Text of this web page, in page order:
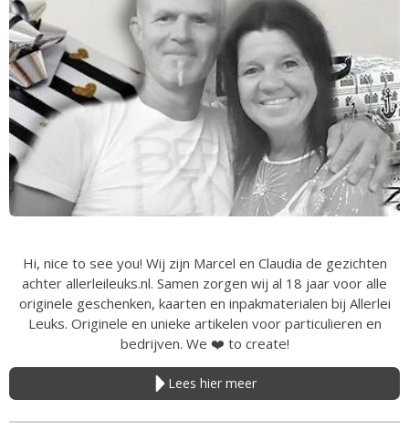
Hi, nice to see you! Wij zijn Marcel en Claudia de gezichten
achter allerleileuks.nl. Samen zorgen wij al 18 jaar voor alle
originele geschenken, kaarten en inpakmaterialen bij Allerlei
Leuks. Originele en unieke artikelen voor particulieren en
bedrijven. We ❤️ to create!
Lees hier meer